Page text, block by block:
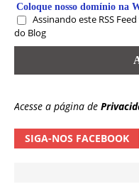
Coloque nosso domínio na
Assinando este RSS
do Blog
Acesse a página de
SIGA-NOS FACEBOOK